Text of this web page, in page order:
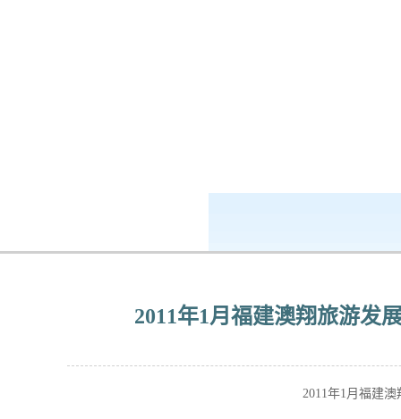
2011年1月福建澳翔旅游发
2011年1月福建